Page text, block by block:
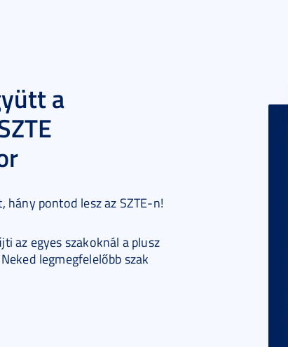
szervez,
növelte
a
hány pontod lesz az SZTE-n!
az egyes szakoknál a plusz
legmegfelelőbb szak